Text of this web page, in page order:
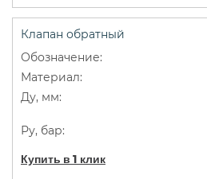
Клапан обратный
Купить в 1 клик